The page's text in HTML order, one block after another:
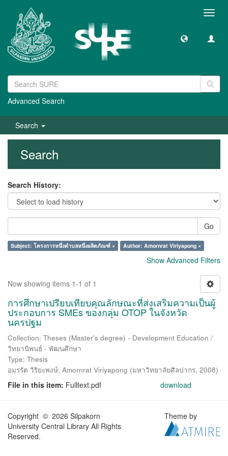
Advanced Search
Search
Search
Search History:
Go
Subject: โครงการหนึ่งตำบลหนึ่งผลิตภัณฑ์ × Author: Amornrat Viriyapong ×
Show Advanced Filters
Now showing items 1-1 of 1
การศึกษาเปรียบเทียบคุณลักษณะที่ส่งเสริมความเป็นผู้
ประกอบการ SMEs ของกลุ่ม OTOP ในจังหวัด
นครปฐม
Collection: Theses (Master's degree) - Development Education /
วิทยานิพนธ์ - พัฒนศึกษา
Type: Thesis
อมรรัต วิริยะพงษ์; Amornrat Viriyapong (มหาวิทยาลัยศิลปากร, 2008)
File in this item: Fulltext.pdf download
Copyright © 2026 Silpakorn
University Central Library All Rights
Reserved.
Theme by